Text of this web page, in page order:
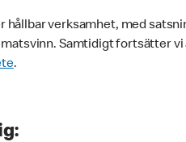
hållbar verksamhet, med
Samtidigt fortsätter
.
: